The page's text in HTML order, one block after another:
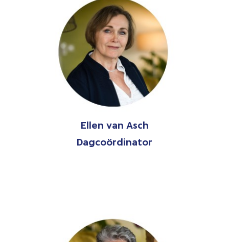
Ellen van Asch
Dagcoördinator